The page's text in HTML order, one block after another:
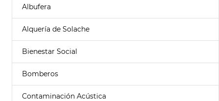
Albufera
Alquería de Solache
Bienestar Social
Bomberos
Contaminación Acústica